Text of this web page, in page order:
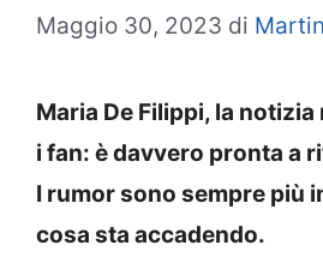
Maggio 30, 2023 di
Maria De Filippi, la
i fan: è davvero pronta a
I rumor sono sempre più
cosa sta accadendo.